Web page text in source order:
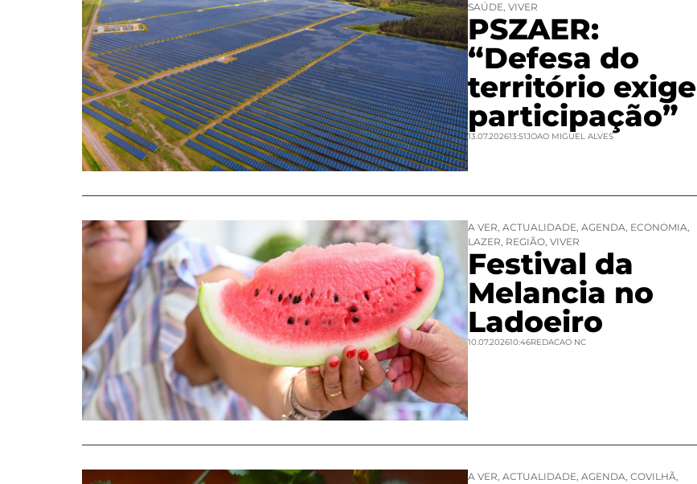
SAÚDE, VIVER
PSZAER:
“Defesa do
território exige
participação”
13.07.202613:51JOAO MIGUEL ALVES
A VER, ACTUALIDADE, AGENDA, ECONOMIA,
LAZER, REGIÃO, VIVER
Festival da
Melancia no
Ladoeiro
10.07.202610:46REDACAO NC
A VER, ACTUALIDADE, AGENDA, COVILHÃ,